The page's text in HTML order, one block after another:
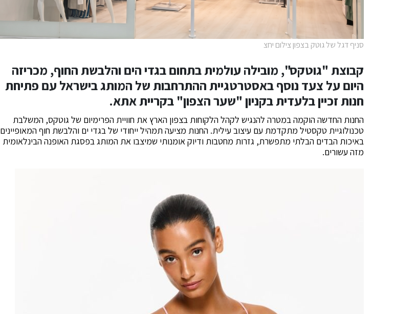
סניף דגל של גוטק בצפון צילום יחצ
קבוצת "גוטקס", מובילה עולמית בתחום בגדי הים והלבשת החוף, מכריזה
היום על צעד נוסף באסטרטגיית ההתרחבות של המותג בישראל עם פתיחת
חנות זכיין בלעדית בקניון "שער הצפון" בקריית אתא.
החנות החדשה הוקמה במטרה להנגיש לקהל הלקוחות בצפון הארץ את חוויית הפרימיום של גוטקס, המשלבת
טכנולוגיית טקסטיל מתקדמת עם עיצוב עילית. החנות מציעה תמהיל ייחודי של בגדי ים והלבשת חוף המאופיינים
באיכות הבדים הבלתי מתפשרת, גזרות מחטבות ודיוק אומנותי שמיצבו את המותג בפסגת האופנה הבינלאומית
מזה עשורים.